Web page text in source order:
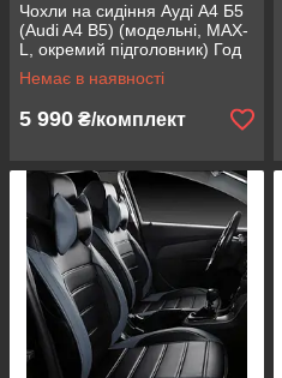
Чохли на сидіння Ауді А4 Б5
(Audi A4 B5) (модельні, MAX-
L, окремий підголовник) Год
Немає в наявності
5 990 ₴/комплект